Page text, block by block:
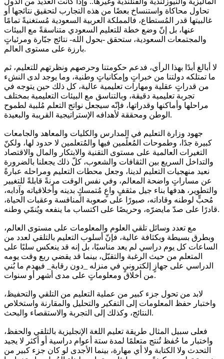
تحاول محاكاة واستنساخ بعضًا من هذه التجارب لتحقيق نتائجها أو
غالبيتها قدر المُستطاع، فالمملكة العربية السعودية مُستغنيةً تمامًا
عنها، بل إنّ وضع خطة للتعليم السعودي متناسقةً مع البيئات
والمجتمعات السعودية، ستحقق -بحول الله- نتائج جبّارة ومرئياتٍ
بارزة على مستوى العالم.
لا أبالغ أبدًا بهذا الرأي، فدعم حكومتنا وحرصهم ونظرتهم للتعليم، ثم
ما تمتلكه دولتنا من خبراتٍ وإمكانياتٍ وطنية، وما يوجد لدى النشء
من قدراتٍ عقلية ومهارات تعليمية عالية، كل ذلك حين يتوجه في
تجربة تعليمية دقيقة، وبالتناسق مع البيئات التعليمية بمختلف
مراحلها وأماكنها وقدراتها، فإنّه سيجعل نواتج التعلم مُلبية لطموح
الوطن ومحققة لأهدافه الإستراتيجية القريبة والبعيدة.
جهود وزارة التعليم في المدارس والكليات والمعاهد والجامعات
كبيرة جدًا، وطموحات المُعلّمين فيها والمُتعلمين لا حدود لها، ولكنّ
التغيرات العالمية على مستوى التقنية والابتكار والمال والاقتصاد
والتداخل السريع بين الثقافات والشعوب، كلّ ذلك يجعلنا بالضرورة
نعيد منهجيات التعليم لدينا، وجعل محطات التعليم ومراحله عبارةً
عن مساراتٍ واضحة المعالم، وفي نفس الوقت مرنةً قابلةً للتغيير
والتطوير، هدفها بناء جيل مثقفٍ واعٍ مُتمسكٍ بدينه وأخلاقياته وآدابه،
مُحبٍّ لوطنه وقاداته، صبورًا على صعوبة المنافسة وعقبات الحياة،
قادرًا على صدّ مايضرّه، وحريصًا على اكتساب ما ينفعه ويُنمّي وطنه.
مع تعدد وسائل تلقي العلوم والمعلومات على مستوى العالم،
وبطرق بسيطة وبكثافة عالية، فإنّ أسلوب التعليم بالتلقي لعدد من
الساعات كل يوم دراسي لم يعد مناسبًا، بل إنه قد ينعكس سلبًا على
المتعلم من حيث الرغبة والتقبّل، بينما قد يقضي ربع وقت يومه
الدراسي على جهازٍ إلكترونيٍ في منزله _دون رقابة_ فيهدم ما بُني
من أخلاق ومعلوماتٍ على مدى أشهر أو سنوات.
لابد من تحول جزء كبير من عملية التعليم من التلقي والتحفيظ،
واختبار حفظ المعلومات إلى التفكير والتحليل والمقارنة واستخلاص
النتائج، وكذلك إلى التجربة والاستقصاء والبحث.
فعلى سبيل المثال طريقة تعليم اللغة الإنجليزية بالتلقي والحفظ،
واختبار ما حُفظ تُنتج متعلمًا لمدة ستة أعوام دراسية أو أكثر لا يجيد
التحدث ولا الكتابة ولا أي مهارة، بينما الأجدى لو كان جزء كبير من